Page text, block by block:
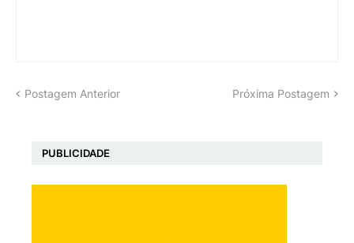
Postagem Anterior Próxima Postagem
PUBLICIDADE